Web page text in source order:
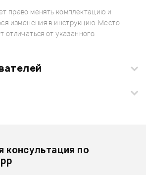
право менять комплектацию и
изменения в инструкцию. Место
отличаться от указанного.
купленного товара и получите
консультация по